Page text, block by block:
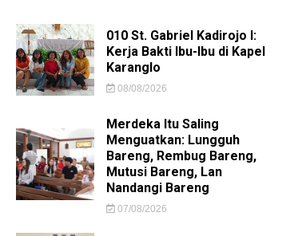
010 St. Gabriel Kadirojo I:
Kerja Bakti Ibu-Ibu di Kapel
Karanglo
08/08/2026
Merdeka Itu Saling
Menguatkan: Lungguh
Bareng, Rembug Bareng,
Mutusi Bareng, Lan
Nandangi Bareng
07/08/2026